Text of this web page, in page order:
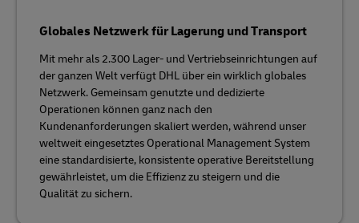
Globales Netzwerk für Lagerung und Transport
Mit mehr als 2.300 Lager- und Vertriebseinrichtungen auf
der ganzen Welt verfügt DHL über ein wirklich globales
Netzwerk. Gemeinsam genutzte und dedizierte
Operationen können ganz nach den
Kundenanforderungen skaliert werden, während unser
weltweit eingesetztes Operational Management System
eine standardisierte, konsistente operative Bereitstellung
gewährleistet, um die Effizienz zu steigern und die
Qualität zu sichern.